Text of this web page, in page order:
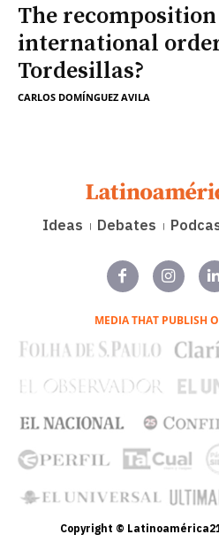
The
international
Tordesillas?
CARLOS DOMÍNGUEZ AVILA
Ideas Debates
MEDIA THAT PUBLISH
Copyright ©